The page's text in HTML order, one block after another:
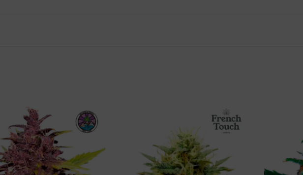
disfrutarás de una mezcla de sabor dulce, amargo y especiado.
unas 9 semanas. Esta variedad no ocupa mucho espacio, por lo que se puede cultivar
espectáculo en forma de dos fenotipos distintos. De cada diez plantas, unas